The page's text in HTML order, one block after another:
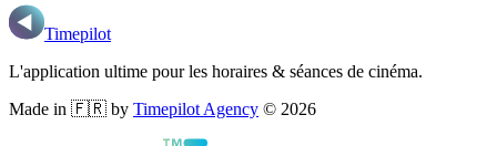
Timepilot
L'application ultime pour les horaires & séances de cinéma.
Made in 🇫🇷 by Timepilot Agency © 2026